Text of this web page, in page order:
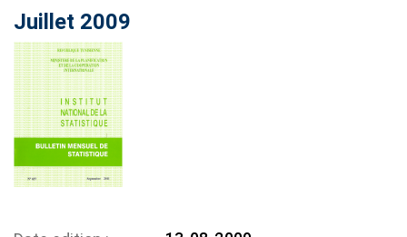
Juillet 2009